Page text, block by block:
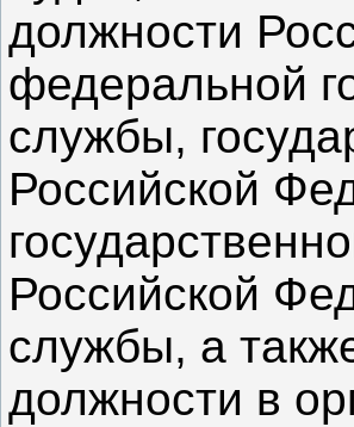
должности
федеральной
службы,
Российской
Российской
службы, а
должности в